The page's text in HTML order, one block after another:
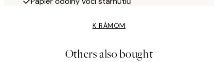
K RÁMOM
Others also bought